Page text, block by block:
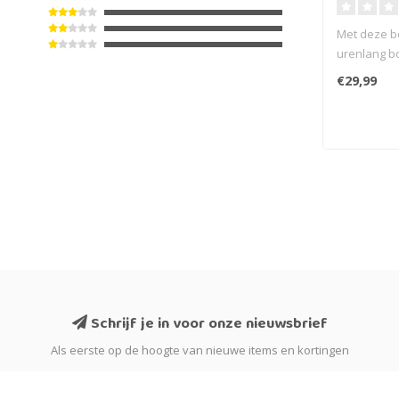
Met deze
urenlang
€29,99
Schrijf je in voor onze nieuwsbrief
Als eerste op de hoogte van nieuwe items en kortingen